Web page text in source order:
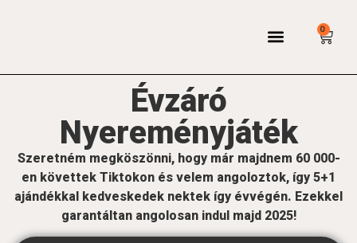
0
Évzáró
Nyereményjáték
Szeretném megköszönni, hogy már majdnem 60 000-
en követtek Tiktokon és velem angoloztok, így 5+1
ajándékkal kedveskedek nektek így évvégén. Ezekkel
garantáltan angolosan indul majd 2025!